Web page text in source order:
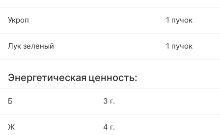
Укроп 1 пучок
Лук зеленый 1 пучок
Энергетическая ценность:
Б 3 г.
Ж 4 г.